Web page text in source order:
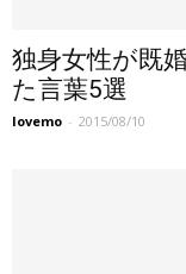
独身女性が既
た言葉5選
lovemo - 2015/08/10